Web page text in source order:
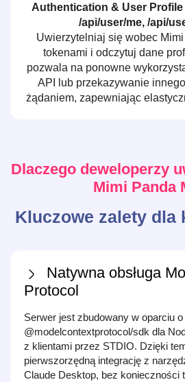
Authentication & User
/api/user/me, /api/
Uwierzytelniaj się wobec
tokenami i odczytuj dane
pozwala na ponowne
API lub przekazywanie
żądaniem, zapewniając
Dlaczego deweloperzy
Mimi Panda
Kluczowe zalety dla
Natywna obsługa
Protocol
Serwer jest zbudowany w oparciu
@modelcontextprotocol/sdk dla
z klientami przez STDIO. Dzięki
pierwszorzędną integrację z
Claude Desktop, bez konieczności